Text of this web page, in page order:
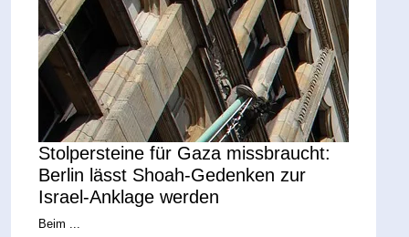
Stolpersteine für Gaza missbraucht:
Berlin lässt Shoah-Gedenken zur
Israel-Anklage werden
Beim ...